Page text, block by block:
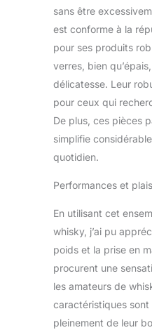
sans être
est conforme à la
pour ses produits
verres, bien
délicatesse. Leur
pour ceux qui
De plus, ces pièces
simplifie
quotidien.
Performances et
En utilisant cet
whisky, j’ai pu
poids et la prise en
procurent une
les amateurs de
caractéristiques
pleinement de leur